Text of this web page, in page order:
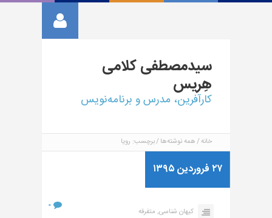
سیدمصطفیکلامی
هِریس
کارآفرین، مدرس و برنامه‌نویس
خانه همه نوشته‌ها برچسب: رویا
۲۷ فروردین ۱۳۹۵
کیهان شناسی, متفرقه
۰